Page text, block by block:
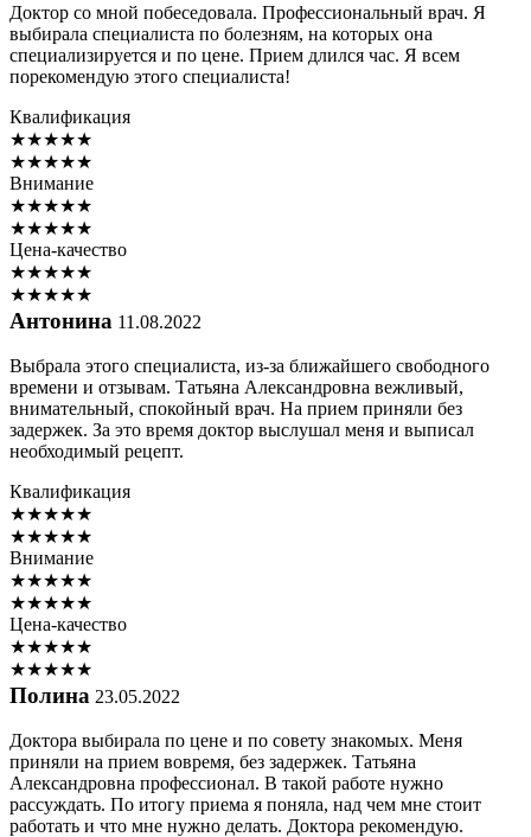
Доктор со мной побеседовала. Профессиональный врач. Я
выбирала специалиста по болезням, на которых она
специализируется и по цене. Прием длился час. Я всем
порекомендую этого специалиста!
Квалификация
★★★★★
★★★★★
Внимание
★★★★★
★★★★★
Цена-качество
★★★★★
★★★★★
Антонина 11.08.2022
Выбрала этого специалиста, из-за ближайшего свободного
времени и отзывам. Татьяна Александровна вежливый,
внимательный, спокойный врач. На прием приняли без
задержек. За это время доктор выслушал меня и выписал
необходимый рецепт.
Квалификация
★★★★★
★★★★★
Внимание
★★★★★
★★★★★
Цена-качество
★★★★★
★★★★★
Полина 23.05.2022
Доктора выбирала по цене и по совету знакомых. Меня
приняли на прием вовремя, без задержек. Татьяна
Александровна профессионал. В такой работе нужно
рассуждать. По итогу приема я поняла, над чем мне стоит
работать и что мне нужно делать. Доктора рекомендую.